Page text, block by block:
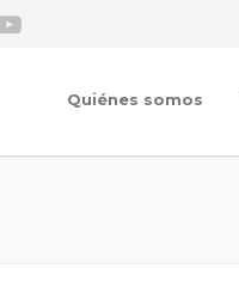
Quiénes somos